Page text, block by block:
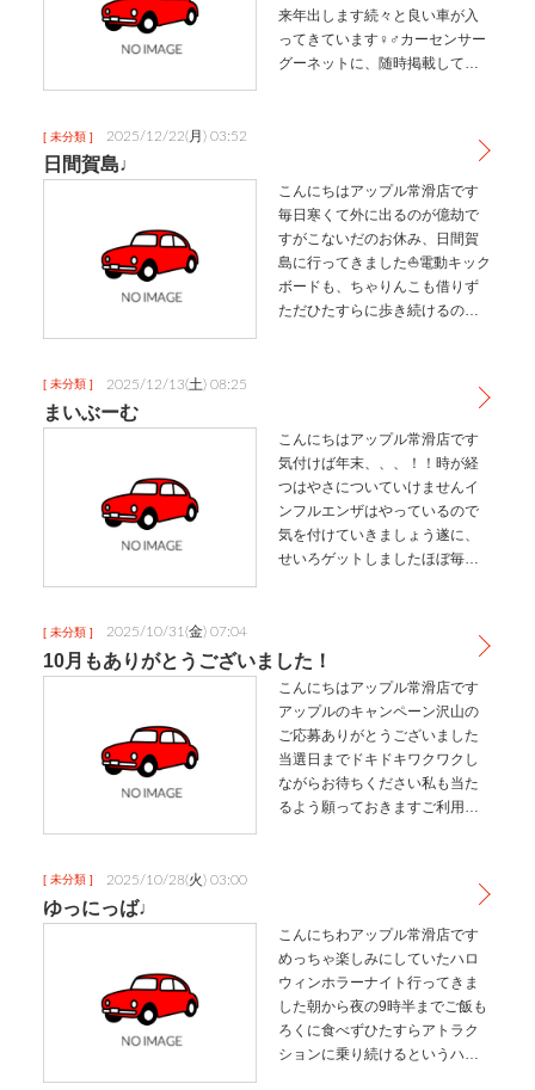
来年出します続々と良い車が入
ってきています‍♀️‍♂️カーセンサー
グーネットに、随時掲載してい
お…
[ 未分類 ] 2025/12/22(月) 03:52
日間賀島♩
こんにちはアップル常滑店です
毎日寒くて外に出るのが億劫で
すがこないだのお休み、日間賀
島に行ってきました⛵電動キック
ボードも、ちゃりんこも借りず
ただひたすらに歩き続けるのが
[ 未分類 ] 2025/12/13(土) 08:25
まいぶーむ
こんにちはアップル常滑店です
気付けば年末、、、！！時が経
つはやさについていけませんイ
ンフルエンザはやっているので
気を付けていきましょう遂に、
せいろゲットしましたほぼ毎日
のでせいろ極めていきますそし
て、気になって…
[ 未分類 ] 2025/10/31(金) 07:04
10月もありがとうございました！
こんにちはアップル常滑店です
アップルのキャンペーン沢山の
ご応募ありがとうございました
当選日までドキドキワクワクし
ながらお待ちください私も当た
るよう願っておきますご利用日
ご協力いただ…
[ 未分類 ] 2025/10/28(火) 03:00
ゆっにっば♩
こんにちわアップル常滑店です
めっちゃ楽しみにしていたハロ
ウィンホラーナイト行ってきま
した朝から夜の9時半までご飯も
ろくに食べずひたすらアトラク
ションに乗り続けるというハー